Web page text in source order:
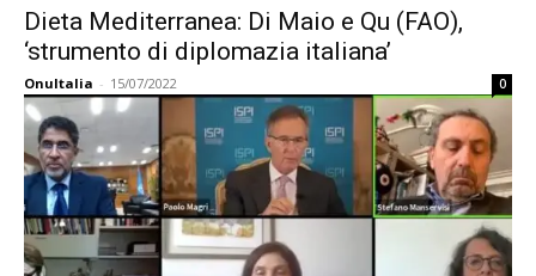
Dieta Mediterranea: Di Maio e Qu (FAO),
‘strumento di diplomazia italiana’
OnuItalia - 15/07/2022 0